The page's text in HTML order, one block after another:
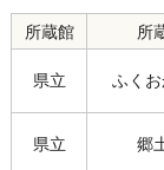
所蔵館 所
県立 ふく
県立 郷